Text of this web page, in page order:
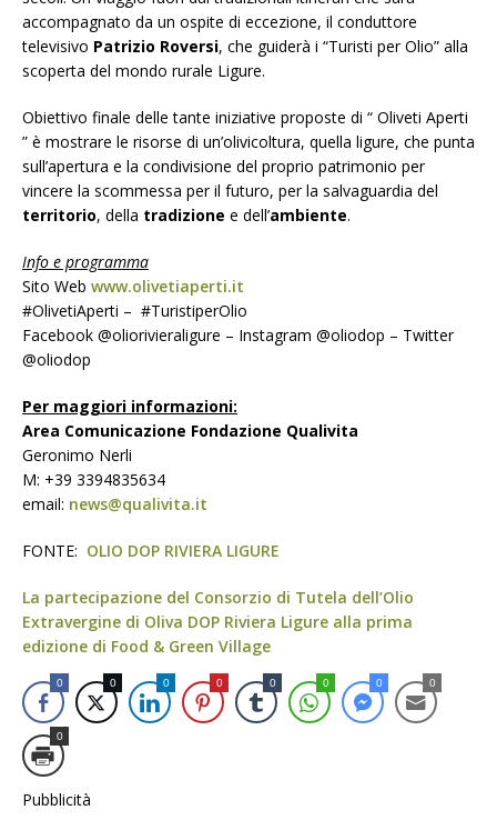
accompagnato da un ospite di eccezione, il conduttore
televisivo Patrizio Roversi, che guiderà i “Turisti per Olio” alla
scoperta del mondo rurale Ligure.
Obiettivo finale delle tante iniziative proposte di “ Oliveti Aperti
” è mostrare le risorse di un’olivicoltura, quella ligure, che punta
sull’apertura e la condivisione del proprio patrimonio per
vincere la scommessa per il futuro, per la salvaguardia del
territorio, della tradizione e dell’ambiente.
Info e programma
Sito Web www.olivetiaperti.it
#OlivetiAperti – #TuristiperOlio
Facebook @oliorivieraligure – Instagram @oliodop – Twitter
@oliodop
Per maggiori informazioni:
Area Comunicazione Fondazione Qualivita
Geronimo Nerli
M: +39 3394835634
email: news@qualivita.it
FONTE: OLIO DOP RIVIERA LIGURE
La partecipazione del Consorzio di Tutela dell’Olio
Extravergine di Oliva DOP Riviera Ligure alla prima
edizione di Food & Green Village
0 0 0 0 0 0 0 0
0
Pubblicità